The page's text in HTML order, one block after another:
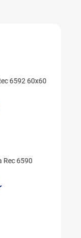
6592 60x60
Rec 6590